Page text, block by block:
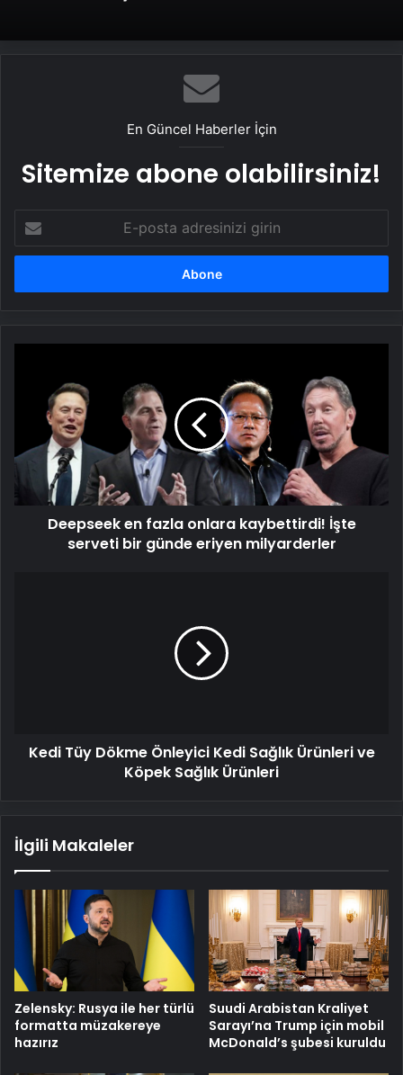
Taşımacılık Yazılımı
En Güncel Haberler İçin
Sitemize abone olabilirsiniz!
posta
adresinizi
onlara
kaybettirdi!
İşte
serveti
bir
günde
milyarderler
Deepseek en fazla onlara kaybettirdi! İşte
serveti bir günde eriyen milyarderler
Sağlık
Kedi Tüy Dökme Önleyici Kedi Sağlık Ürünleri ve
Köpek Sağlık Ürünleri
İlgili Makaleler
Zelensky: Rusya ile her türlü
formatta müzakereye
hazırız
Suudi Arabistan Kraliyet
Sarayı’na Trump için mobil
McDonald’s şubesi kuruldu